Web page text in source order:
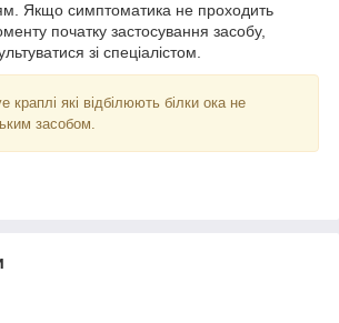
Якщо симптоматика не проходить
початку застосування засобу,
зі спеціалістом.
краплі які відбілюють білки ока не
засобом.